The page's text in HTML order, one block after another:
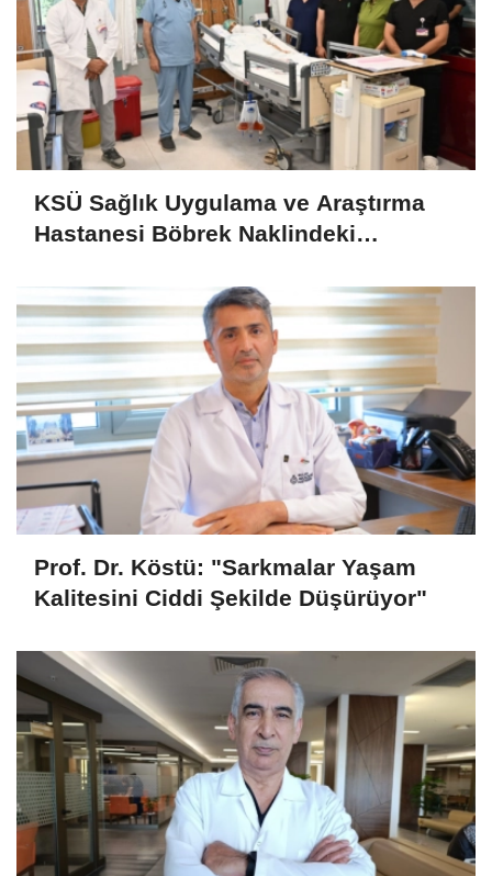
KSÜ Sağlık Uygulama ve Araştırma
Hastanesi Böbrek Naklindeki
Prof. Dr. Köstü: "Sarkmalar Yaşam
Kalitesini Ciddi Şekilde Düşürüyor"